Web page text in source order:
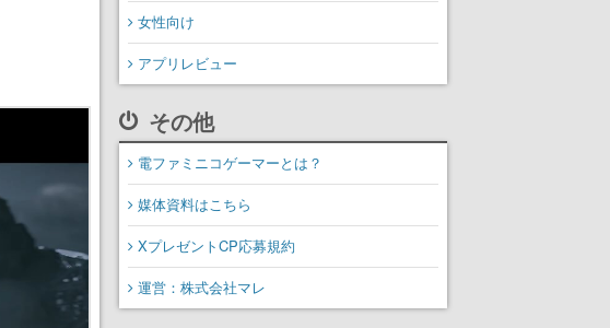
女性向け
アプリレビュー
その他
電ファミニコゲーマーとは？
媒体資料はこちら
XプレゼントCP応募規約
運営：株式会社マレ